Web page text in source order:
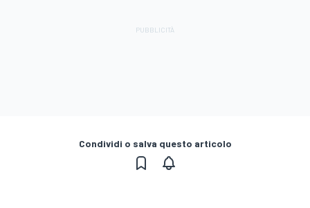
Condividi o salva questo articolo